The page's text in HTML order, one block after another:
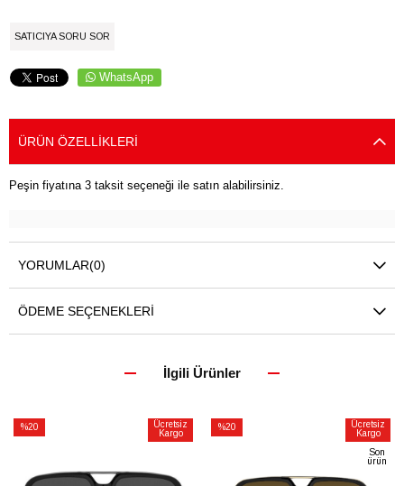
SATICIYA SORU SOR
WhatsApp
ÜRÜN ÖZELLIKLERI
Peşin fiyatına 3 taksit seçeneği ile satın alabilirsiniz.
YORUMLAR(0)
ÖDEME SEÇENEKLERI
İlgili Ürünler
%20
Ücretsiz
Kargo
%20
Ücretsiz
Kargo
Son
ürün